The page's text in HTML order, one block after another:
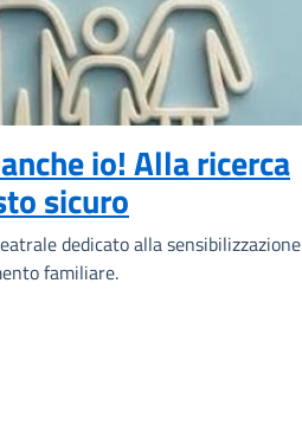
io! Alla ricerca
sicuro
dedicato alla sensibilizzazione
familiare.